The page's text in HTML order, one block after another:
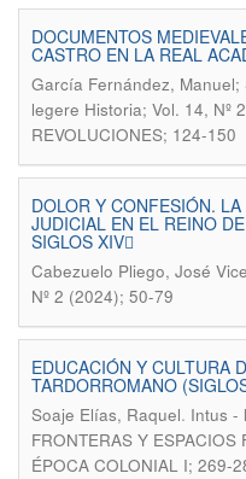
DOCUMENTOS
CASTRO EN LA REAL
García Fernández,
legere Historia; Vol. 14, Nº
REVOLUCIONES; 124-150
DOLOR Y CONFESIÓN.
JUDICIAL EN EL REINO
SIGLOS XIV
Cabezuelo Pliego, José
Nº 2 (2024); 50-79
EDUCACIÓN Y CULTURA
TARDORROMANO
Soaje Elías, Raquel. Intus -
FRONTERAS Y
ÉPOCA COLONIAL I; 269-